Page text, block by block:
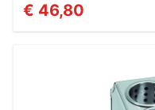
€ 46,80